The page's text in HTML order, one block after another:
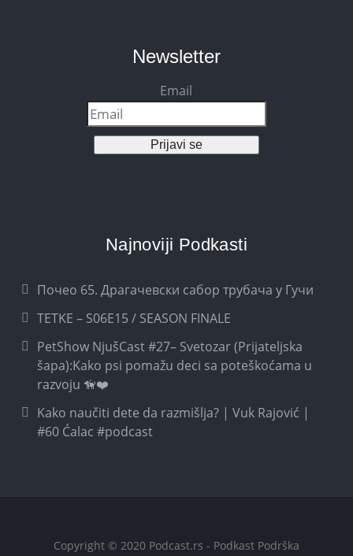
Newsletter
Email
Prijavi se
Najnoviji Podkasti
Почео 65. Драгачевски сабор трубача у Гучи
TETKE – S06E15 / SEASON FINALE
PetShow NjušCast #27– Svetozar (Prijateljska
šapa):Kako psi pomažu deci sa poteškoćama u
razvoju 🦮❤️
Kako naučiti dete da razmišlja? | Vuk Rajović |
#60 Ćalac #podcast
Copyright © 2020 Podcast.rs - Podkast Podrška